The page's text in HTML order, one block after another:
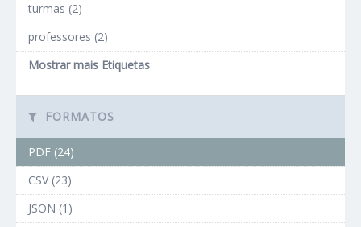
turmas (2)
professores (2)
Mostrar mais Etiquetas
FORMATOS
PDF (24)
CSV (23)
JSON (1)